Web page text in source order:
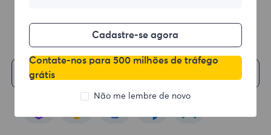
Cadastre-se agora
Contate-nos para 500 milhões de tráfego
grátis
Não me lembre de novo